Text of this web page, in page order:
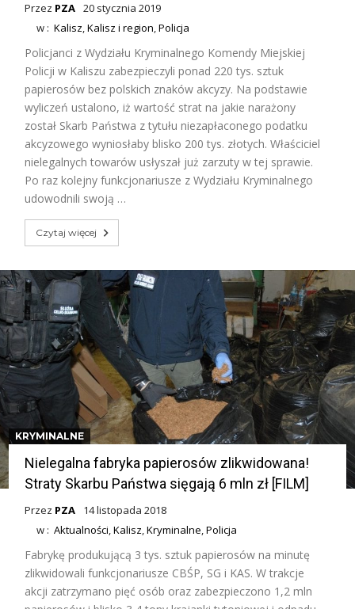
Przez PZA 20 stycznia 2019
w :Kalisz,Kalisz i region,Policja
Policjanci z Wydziału Kryminalnego Komendy Miejskiej
Policji w Kaliszu zabezpieczyli ponad 220 tys. sztuk
papierosów bez polskich znaków akcyzy. Na podstawie
wyliczeń ustalono, iż wartość strat na jakie narażony
został Skarb Państwa z tytułu niezapłaconego podatku
akcyzowego wyniosłaby blisko 200 tys. złotych. Właściciel
nielegalnych towarów usłyszał już zarzuty w tej sprawie.
Po raz kolejny funkcjonariusze z Wydziału Kryminalnego
udowodnili swoją …
Czytaj więcej
KRYMINALNE
Nielegalna fabryka papierosów zlikwidowana!
Straty Skarbu Państwa sięgają 6 mln zł [FILM]
Przez PZA
14 listopada 2018
w :Aktualności,Kalisz,Kryminalne,Policja
Fabrykę produkującą 3 tys. sztuk papierosów na minutę
zlikwidowali funkcjonariusze CBŚP, SG i KAS. W trakcje
akcji zatrzymano pięć osób oraz zabezpieczono 1,2 mln